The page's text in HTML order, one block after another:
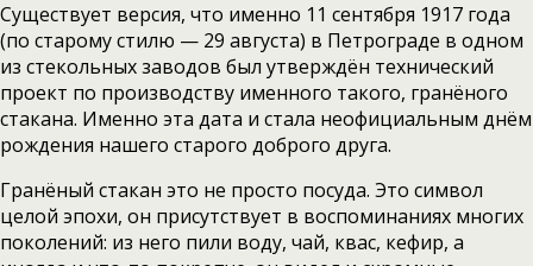
Существует версия, что именно 11 сентября 1917 года
(по старому стилю — 29 августа) в Петрограде в одном
из стекольных заводов был утверждён технический
проект по производству именного такого, гранёного
стакана. Именно эта дата и стала неофициальным днём
рождения нашего старого доброго друга.
Гранёный стакан это не просто посуда. Это символ
целой эпохи, он присутствует в воспоминаниях многих
поколений: из него пили воду, чай, квас, кефир, а